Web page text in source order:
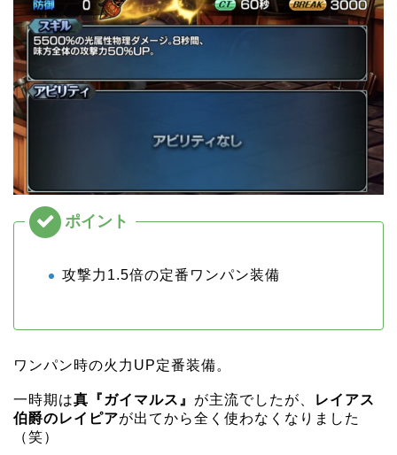
攻撃力1.5倍の定番ワンパン装備
ワンパン時の火力UP定番装備。
一時期は真『ガイマルス』 が主流でしたが、
レイアス
伯爵のレイピアが出てから全く使わなくなりました
（笑）